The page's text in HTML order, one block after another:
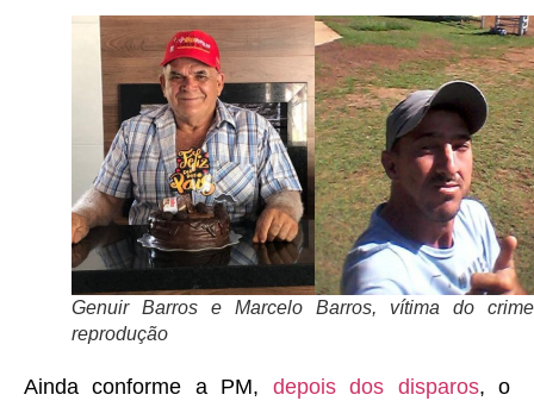
Genuir Barros e Marcelo Barros, vítima do
reprodução
Ainda conforme a PM, depois dos disparos, o